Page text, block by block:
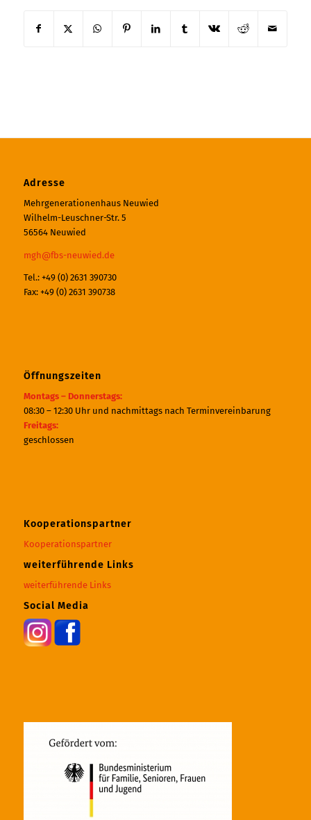
Adresse
Mehrgenerationenhaus Neuwied
Wilhelm-Leuschner-Str. 5
56564 Neuwied
mgh@fbs-neuwied.de
Tel.: +49 (0) 2631 390730
Fax: +49 (0) 2631 390738
Öffnungszeiten
Montags – Donnerstags:
08:30 – 12:30 Uhr und nachmittags nach Terminvereinbarung
Freitags:
geschlossen
Kooperationspartner
Kooperationspartner
weiterführende Links
weiterführende Links
Social Media